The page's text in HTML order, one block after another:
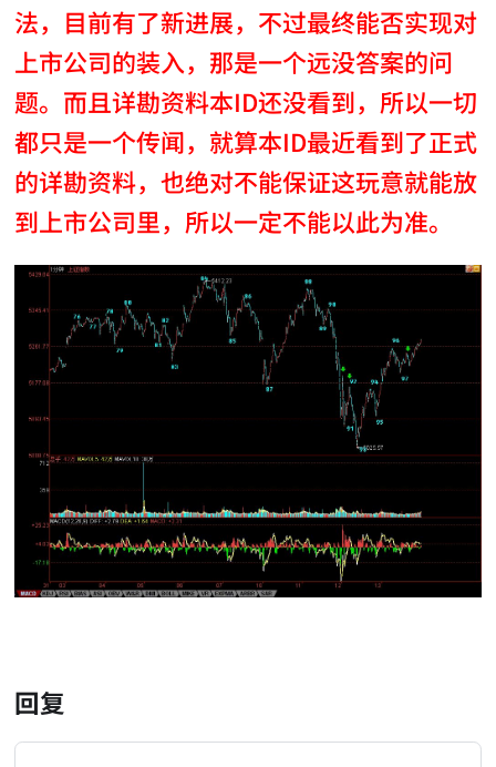
法，目前有了新进展，不过最终能否实现对
上市公司的装入，那是一个远没答案的问
题。而且详勘资料本ID还没看到，所以一切
都只是一个传闻，就算本ID最近看到了正式
的详勘资料，也绝对不能保证这玩意就能放
到上市公司里，所以一定不能以此为准。
回复